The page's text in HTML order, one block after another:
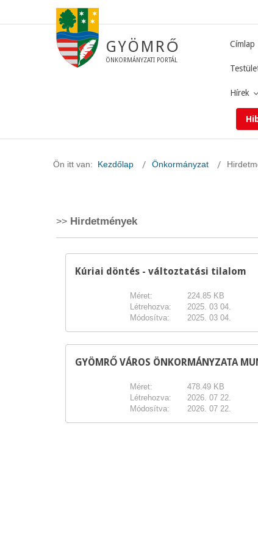
GYÖMRŐ
ÖNKORMÁNYZATI PORTÁL
Címlap
Hírek
Ön itt van: Kezdőlap Önkormányzat
Hirdetmények
Kúriai döntés - változtatási tilalom
Méret:
224.85 KB
Létrehozva:
2025. 03 04.
Módosítva:
2025. 03 04.
GYÖMRŐ VÁROS ÖNKORMÁNYZATA
Méret:
478.49 KB
Létrehozva:
2026. 07 22.
Módosítva:
2026. 07 22.